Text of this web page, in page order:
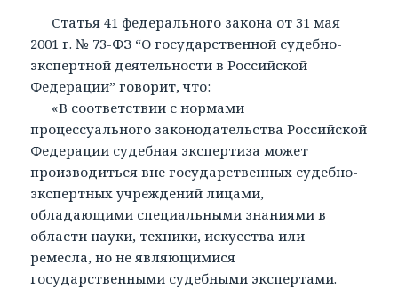
Статья 41 федерального закона от 31 мая
2001 г. № 73-ФЗ “О государственной судебно-
экспертной деятельности в Российской
Федерации” говорит, что:
«В соответствии с нормами
процессуального законодательства Российской
Федерации судебная экспертиза может
производиться вне государственных судебно-
экспертных учреждений лицами,
обладающими специальными знаниями в
области науки, техники, искусства или
ремесла, но не являющимися
государственными судебными экспертами.